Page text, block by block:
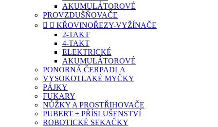
AKUMULÁTOROVÉ
PROVZDUŠŇOVAČE
  KŘOVINOŘEZY-VYŽÍNAČE
2-TAKT
4-TAKT
ELEKTRICKÉ
AKUMULÁTOROVÉ
PONORNÁ ČERPADLA
VYSOKOTLAKÉ MYČKY
PÁJKY
FUKARY
NŮŽKY A PROSTŘIHOVAČE
PUBERT + PŘÍSLUŠENSTVÍ
ROBOTICKÉ SEKAČKY